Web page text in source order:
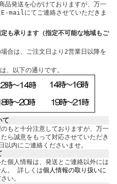
品発送を心がけておりますが、万一
mailにてご連絡させていただきま
も承ります（指定不可能な地域もご
合は、ご注文日より2営業日以降を
、以下の通りです。
て
もと十分注意しておりますが、万一
ら誠意をもって対応させていただき
以内にご連絡くださいませ。
個人情報は、発送とご連絡以外には
。
詳しくは個人情報の取り扱いに
い。